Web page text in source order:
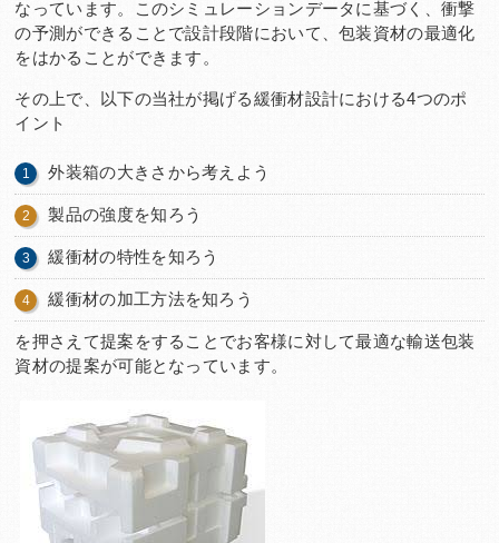
なっています。このシミュレーションデータに基づく、衝撃
の予測ができることで設計段階において、包装資材の最適化
をはかることができます。
その上で、以下の当社が掲げる緩衝材設計における4つのポ
イント
外装箱の大きさから考えよう
製品の強度を知ろう
緩衝材の特性を知ろう
緩衝材の加工方法を知ろう
を押さえて提案をすることでお客様に対して最適な輸送包装
資材の提案が可能となっています。